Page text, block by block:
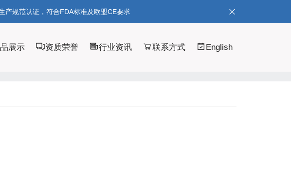
产规范认证，符合FDA标准及欧盟CE要求
展示 资质荣誉 行业资讯 联系方式 English